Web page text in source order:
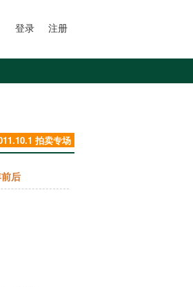
登录 注册
拍卖专场
后